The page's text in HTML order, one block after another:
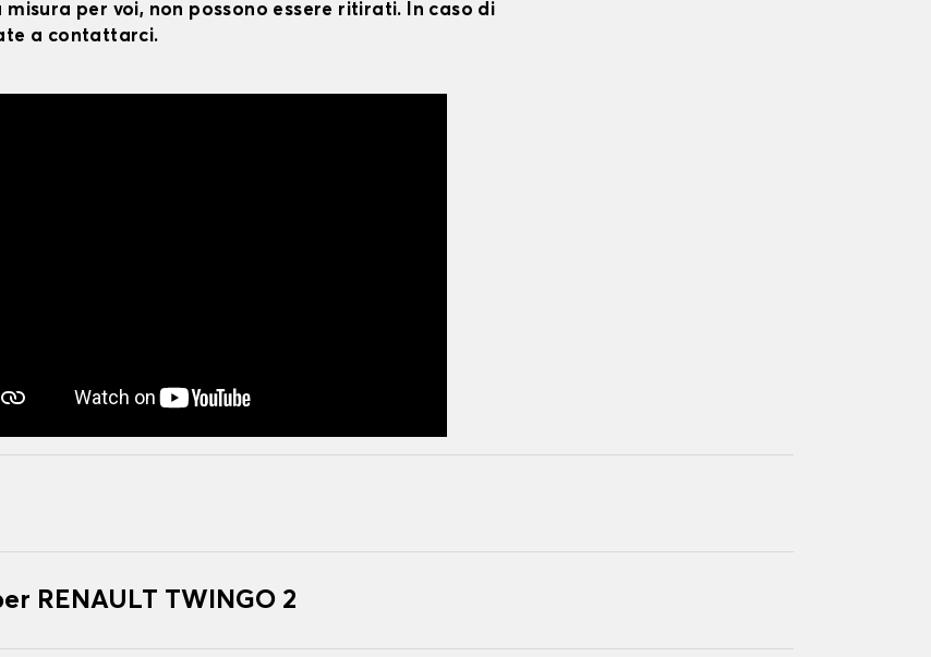
misura per voi, non possono essere ritirati. In caso di
a contattarci.
RENAULT TWINGO 2